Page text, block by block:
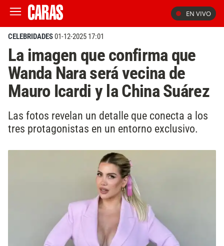
EN VIVO
CELEBRIDADES01-12-2025 17:01
La imagen que confirma que
Wanda Nara será vecina de
Mauro Icardi y la China Suárez
Las fotos revelan un detalle que conecta a los
tres protagonistas en un entorno exclusivo.